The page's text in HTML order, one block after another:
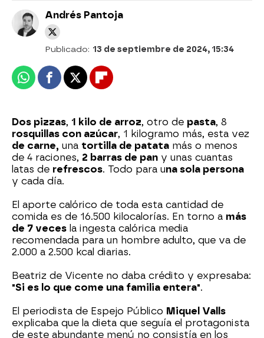
Andrés Pantoja
Publicado: 13 de septiembre de 2024, 15:34
WhatsappFacebook
X Flipboard
Dos pizzas, 1 kilo de arroz, otro de pasta, 8
rosquillas con azúcar, 1 kilogramo más, esta vez
de carne, una tortilla de patata más o menos
de 4 raciones, 2 barras de pan y unas cuantas
latas de refrescos. Todo para una sola persona
y cada día.
El aporte calórico de toda esta cantidad de
comida es de 16.500 kilocalorías. En torno a más
de 7 veces la ingesta calórica media
recomendada para un hombre adulto, que va de
2.000 a 2.500 kcal diarias.
Beatriz de Vicente no daba crédito y expresaba:
"Si es lo que come una familia entera".
El periodista de Espejo Público Miquel Valls
explicaba que la dieta que seguía el protagonista
de este abundante menú no consistía en los